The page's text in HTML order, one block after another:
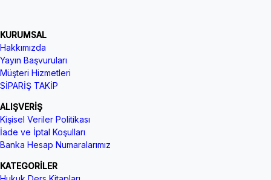
KURUMSAL
Hakkımızda
Yayın Başvuruları
Müşteri Hizmetleri
SİPARİŞ TAKİP
ALIŞVERİŞ
Kişisel Veriler Politikası
İade ve İptal Koşulları
Banka Hesap Numaralarımız
KATEGORİLER